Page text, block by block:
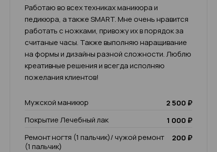
Работаю во всех техниках маникюра и
педикюра, а также SMART. Мне очень нравится
работать с ножками, привожу их в порядок за
считаные часы. Также выполняю наращивание
на формы и дизайны разной сложности. Люблю
креативные решения и всегда исполняю
пожелания клиентов!
Мужской маникюр
2 500 ₽
Покрытие Лечебный лак
1 000 ₽
Ремонт ногтя (1 пальчик)/ чужой ремонт
(1 пальчик)
200 ₽